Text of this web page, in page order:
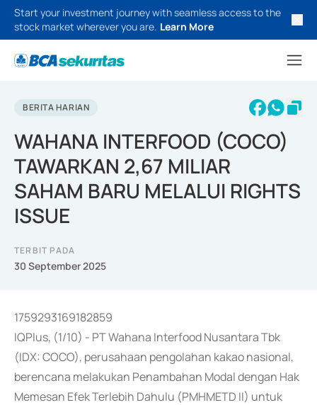
Start your investment journey with seamless access to the
stock market wherever you are. Learn More
BERITA HARIAN
WAHANA INTERFOOD (COCO)
TAWARKAN 2,67 MILIAR
SAHAM BARU MELALUI RIGHTS
ISSUE
TERBIT PADA
30 September 2025
1759293169182859
IQPlus, (1/10) - PT Wahana Interfood Nusantara Tbk
(IDX: COCO), perusahaan pengolahan kakao nasional,
berencana melakukan Penambahan Modal dengan Hak
Memesan Efek Terlebih Dahulu (PMHMETD II) untuk